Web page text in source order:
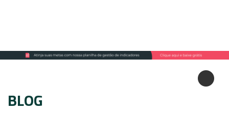
BLOG